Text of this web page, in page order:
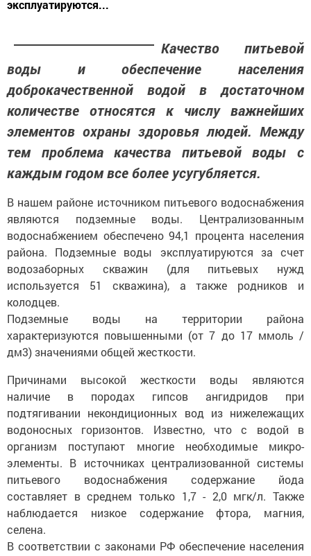
эксплуатируются...
Качество питьевой
воды и обеспечение населения
доброкачественной водой в достаточном
количестве относятся к числу важнейших
элементов охраны здоровья людей. Между
тем проблема качества питьевой воды с
каждым годом все более усугубляется.
В нашем районе источником питьевого водоснабжения
являются подземные воды. Централизованным
водоснабжением обеспечено 94,1 процента населения
района. Подземные воды эксплуатируются за счет
водозаборных скважин (для питьевых нужд
используется 51 скважина), а также родников и
колодцев.
Подземные воды на территории района
характеризуются повышенными (от 7 до 17 ммоль /
дм3) значениями общей жесткости.
Причинами высокой жесткости воды являются
наличие в породах гипсов ангидридов при
подтягивании некондиционных вод из нижележащих
водоносных горизонтов. Известно, что с водой в
организм поступают многие необходимые микро-
элементы. В источниках централизованной системы
питьевого водоснабжения содержание йода
составляет в среднем только 1,7 - 2,0 мгк/л. Также
наблюдается низкое содержание фтора, магния,
селена.
В соответствии с законами РФ обеспечение населения